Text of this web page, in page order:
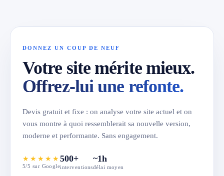
DONNEZ UN COUP DE NEUF
Votre site mérite mieux.
Offrez-lui une refonte.
Devis gratuit et fixe : on analyse votre site actuel et on
vous montre à quoi ressemblerait sa nouvelle version,
moderne et performante. Sans engagement.
★★★★★
5/5 sur Google
500+
interventions
~1h
délai moyen